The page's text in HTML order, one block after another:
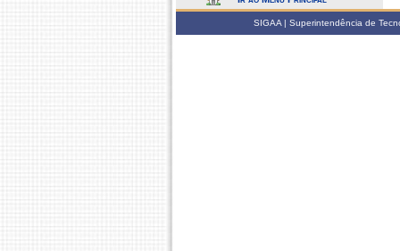
SIGAA | Superintendência de